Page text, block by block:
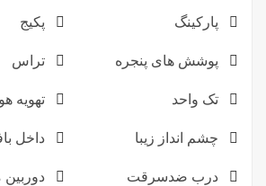
پارکینگ پکیج
پوشش های پنجره تراس
تک واحد تهویه هوا
چشم انداز زیبا داخل
درب ضدسرقت دوربین